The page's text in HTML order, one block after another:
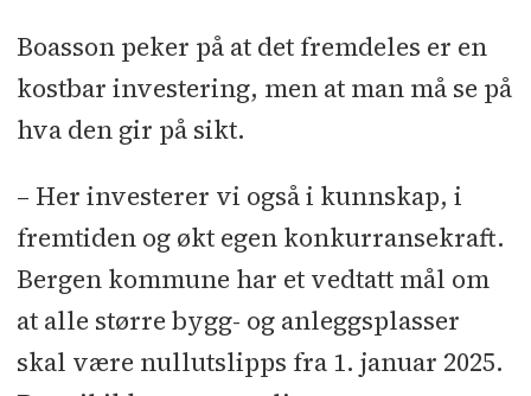
Boasson peker på at det fremdeles er en
kostbar investering, men at man må se på
hva den gir på sikt.
– Her investerer vi også i kunnskap, i
fremtiden og økt egen konkurransekraft.
Bergen kommune har et vedtatt mål om
at alle større bygg- og anleggsplasser
skal være nullutslipps fra 1. januar 2025.